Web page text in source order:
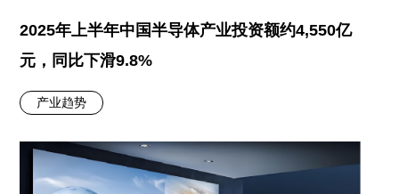
2025年上半年中国半导体产业投资额约4,550亿
元，同比下滑9.8%
产业趋势